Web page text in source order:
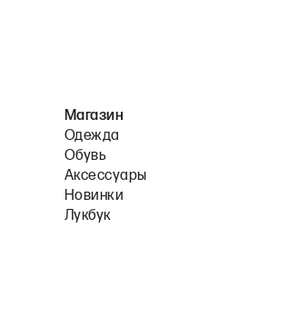
Магазин
Одежда
Обувь
Аксессуары
Новинки
Лукбук